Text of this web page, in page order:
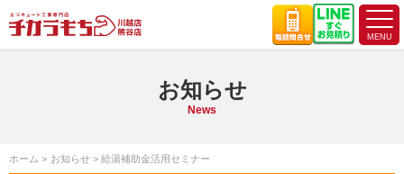
お知らせ
News
ホーム お知らせ 給湯補助金活用セミナー